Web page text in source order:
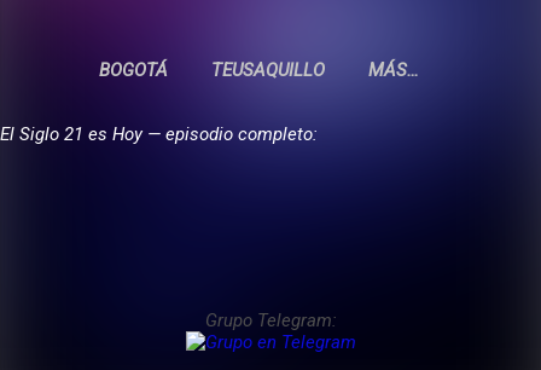
BOGOTÁ TEUSAQUILLO MÁS…
El Siglo 21 es Hoy — episodio completo:
Grupo Telegram: